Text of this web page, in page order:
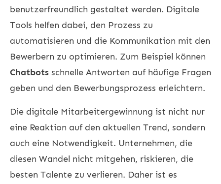
benutzerfreundlich gestaltet werden. Digitale
Tools helfen dabei, den Prozess zu
automatisieren und die Kommunikation mit den
Bewerbern zu optimieren. Zum Beispiel können
Chatbots schnelle Antworten auf häufige Fragen
geben und den Bewerbungsprozess erleichtern.
Die digitale Mitarbeitergewinnung ist nicht nur
eine Reaktion auf den aktuellen Trend, sondern
auch eine Notwendigkeit. Unternehmen, die
diesen Wandel nicht mitgehen, riskieren, die
besten Talente zu verlieren. Daher ist es